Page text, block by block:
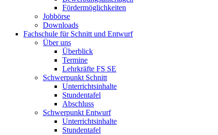
Fördermöglichkeiten
Jobbörse
Downloads
Fachschule für Schnitt und Entwurf
Über uns
Überblick
Termine
Lehrkräfte FS SE
Schwerpunkt Schnitt
Unterrichtsinhalte
Stundentafel
Abschluss
Schwerpunkt Entwurf
Unterrichtsinhalte
Stundentafel